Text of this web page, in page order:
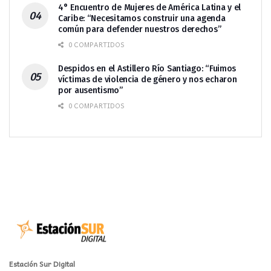
4° Encuentro de Mujeres de América Latina y el
Caribe: “Necesitamos construir una agenda
común para defender nuestros derechos”
0 COMPARTIDOS
Despidos en el Astillero Río Santiago: “Fuimos
víctimas de violencia de género y nos echaron
por ausentismo”
0 COMPARTIDOS
Estación Sur Digital